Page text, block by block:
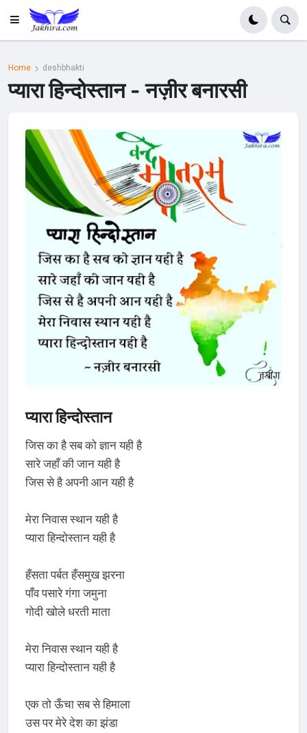
Home deshbhakti
प्यारा हिन्दोस्तान - नज़ीर बनारसी
प्यारा हिन्दोस्तान
जिस का है सब को ज्ञान यही है
सारे जहाँ की जान यही है
जिस से है अपनी आन यही है
मेरा निवास स्थान यही है
प्यारा हिन्दोस्तान यही है
हँसता पर्बत हँसमुख झरना
पाँव पसारे गंगा जमुना
गोदी खोले धरती माता
मेरा निवास स्थान यही है
प्यारा हिन्दोस्तान यही है
एक तो ऊँचा सब से हिमाला
उस पर मेरे देश का झंडा